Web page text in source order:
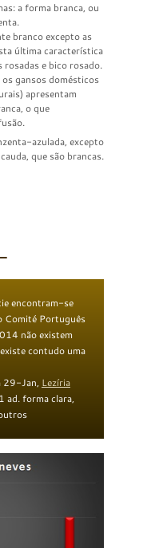
a forma branca, ou
branco excepto as
última característica
rosadas e bico rosado.
gansos domésticos
apresentam
o que
azulada, excepto
que são brancas.
encontram-se
Comité Português
não existem
contudo uma
Jan, Lezíria
ad. forma clara,